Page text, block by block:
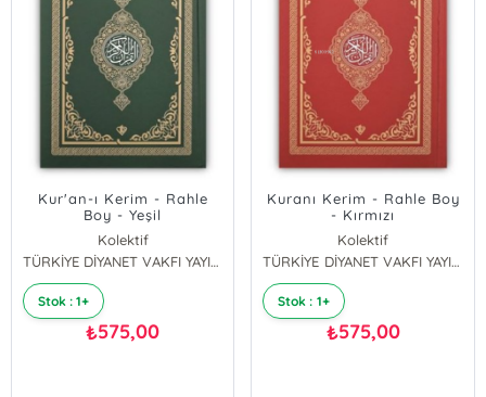
Kur'an-ı Kerim - Rahle
Boy - Yeşil
Kolektif
TÜRKİYE DİYANET VAKFI YAYINLARI
Stok : 1+
₺575,00
Kuranı Kerim - Rahle Boy
- Kırmızı
Kolektif
TÜRKİYE DİYANET VAKFI YAYINLARI
Stok : 1+
₺575,00